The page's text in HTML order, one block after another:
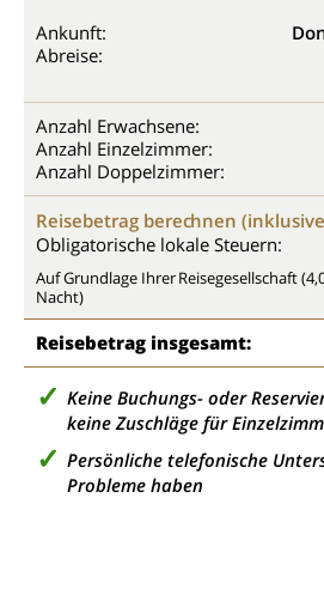
Ankunft:
Abreise:
Anzahl Erwachsene:
Anzahl Einzelzimmer:
Anzahl Doppelzimmer:
Reisebetrag berechnen
Obligatorische lokale Steuern:
Auf Grundlage Ihrer Reisegesellschaft
Nacht)
Reisebetrag insgesamt:
Keine Buchungs- oder
keine Zuschläge für
Persönliche telefonische
Probleme haben